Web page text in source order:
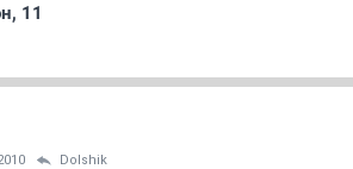
11
Dolshik